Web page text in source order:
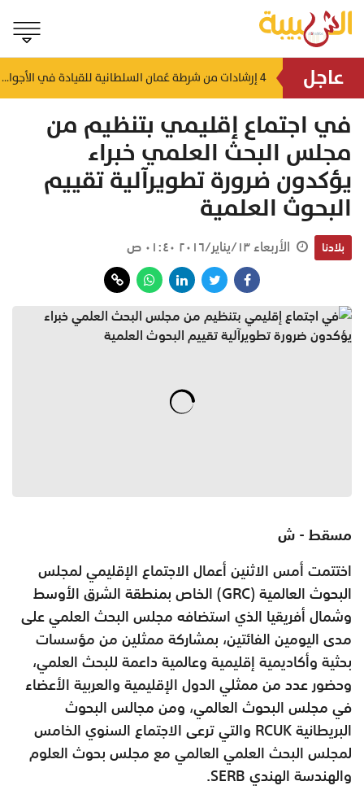
عاجل
وباكستان 4 إرشادات من شرطة عُمان السلطانية للقيادة في الأجواء المغبرة
في اجتماع إقليمي بتنظيم من
مجلس البحث العلمي خبراء
يؤكدون ضرورة تطويرآلية تقييم
البحوث العلمية
بلادنا الأربعاء ١٣/يناير/٢٠١٦ ٠١:٤٠ ص
مسقط - ش
اختتمت أمس الاثنين أعمال الاجتماع الإقليمي لمجلس
البحوث العالمية (GRC) الخاص بمنطقة الشرق الأوسط
وشمال أفريقيا الذي استضافه مجلس البحث العلمي على
مدى اليومين الفائتين، بمشاركة ممثلين من مؤسسات
بحثية وأكاديمية إقليمية وعالمية داعمة للبحث العلمي،
وحضور عدد من ممثلي الدول الإقليمية والعربية الأعضاء
في مجلس البحوث العالمي، ومن مجالس البحوث
البريطانية RCUK والتي ترعى الاجتماع السنوي الخامس
لمجلس البحث العلمي العالمي مع مجلس بحوث العلوم
والهندسة الهندي SERB.